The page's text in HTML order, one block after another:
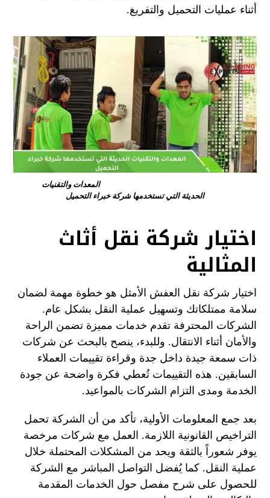
أثناء عمليات التحميل والتفريغ.
المعدات والتقنيات
الحديثة التي تستخدمها شركة خبراء التحميل
اختيار شركة نقل أثاث
المثالية
اختيار شركة نقل العفش الأمثل هو خطوة مهمة لضمان
سلامة ممتلكاتك وتسهيل عملية النقل بشكل عام.
الشركات المحترفة تقدم خدمات مميزة تضمن الراحة
والأمان أثناء الانتقال. وللبدء، ينصح بالبحث عن شركات
ذات سمعة جيدة داخل جدة وقراءة تقييمات العملاء
السابقين. هذه التقييمات تُعطي فكرة واضحة عن جودة
الخدمة ومدى التزام الشركات بالمواعيد.
بعد جمع المعلومات الأولية، تأكد من أن الشركة تحمل
التراخيص القانونية اللازمة. العمل مع شركات مرخصة
يوفر شعوراً بالثقة ويحد من المشكلات المحتملة خلال
عملية النقل. كما يُفضل التواصل المباشر مع الشركة
للحصول على شرح مفصل حول الخدمات المقدمة